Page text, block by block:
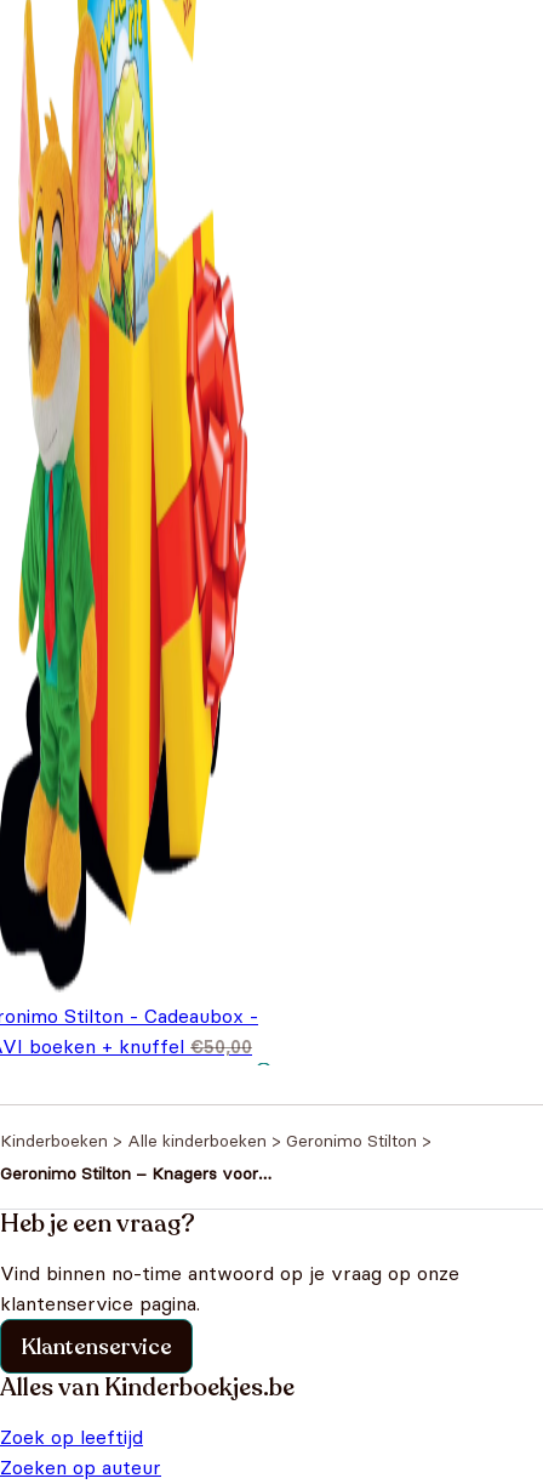
Stilton - Cadeaubox -
boeken + knuffel €50,00
Huidige prijs is: €39,99.
Kinderboeken > Alle kinderboeken > Geronimo Stilton >
Geronimo Stilton – Knagers voor
leesboek
Heb je een vraag?
Vind binnen no-time antwoord op je vraag op onze
klantenservice pagina.
Klantenservice
Alles van Kinderboekjes.be
Zoek op leeftijd
Zoeken op auteur